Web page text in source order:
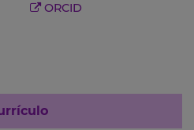
ORCID